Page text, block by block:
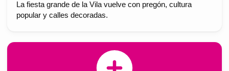
La fiesta grande de la Vila vuelve con pregón, cultura
popular y calles decoradas.